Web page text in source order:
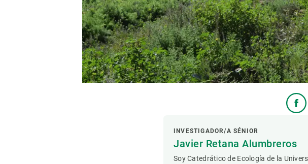
INVESTIGADOR/A SÉNIOR
Javier Retana Alumbreros
Soy Catedrático de Ecología de la
Cambio global
Funcionamiento de los ecosistemas
Observación de la Tierra